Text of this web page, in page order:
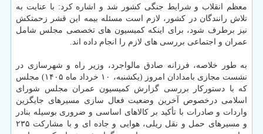
معظم انقلاب و شرایط جنگی کشور شد و اشاره کرد: با عنایت به
تلاش رانندگان در کشور، لازم است مسئله بیمه این قشر زحمتکش
نیز برطرف شود، برای اینکه کمیسیون های تخصصی مجلس شامل
عمران و اجتماعی بررسی های لازم را انجام داده اند.
به طور خلاصه، فرزانه صادق مالواجرد، وزیر راه و شهرسازی در
نشست مجازی بامدادان امروز (یکشنبه، ۱۰ خرداد ماه ۱۴۰۵) مجلس
که با دستورکار بررسی گزارش کمیسیون عمران مجلس شورای
اسلامی درخصوص آخرین وضعیت فعال سازی مسیرهای جایگزین
واردات و صادرات با تأکید بر کالاهای اساسی و ضروری بوسیله بنادر
و مسیرهای حمل و نقل ریلی، هوایی و جاده ای و با مشارکت ۲۳۵